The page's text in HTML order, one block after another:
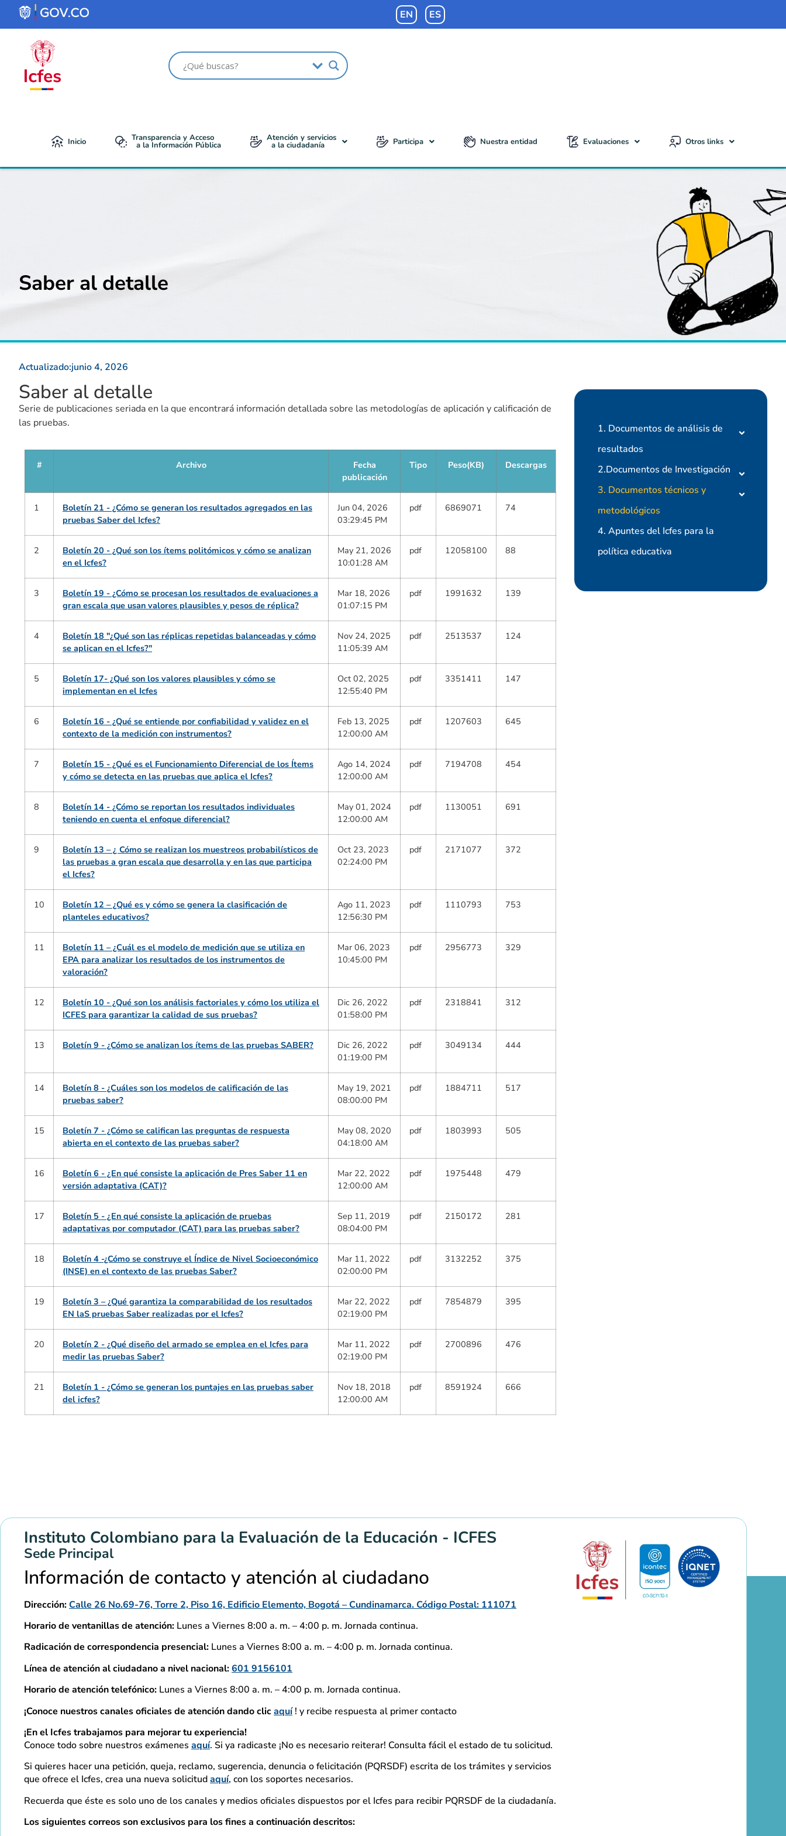
contenido
EN ES
Inicio Transparencia y Acceso
a la Información Pública
Atención y servicios
a la ciudadanía Participa Nuestra entidad Evaluaciones Otros links
Saber al detalle
Actualizado:junio 4, 2026
Saber al detalle
Serie de publicaciones seriada en la que encontrará información detallada sobre las metodologías de aplicación y calificación de
las pruebas.
# Archivo
Fecha
publicación
Tipo Peso(KB) Descargas
1
Boletín 21 - ¿Cómo se generan los resultados agregados en las
pruebas Saber del Icfes?
Jun 04, 2026
03:29:45 PM
pdf 6869071 74
2
Boletín 20 - ¿Qué son los ítems politómicos y cómo se analizan
en el Icfes?
May 21, 2026
10:01:28 AM
pdf 12058100 88
3
Boletín 19 - ¿Cómo se procesan los resultados de evaluaciones a
gran escala que usan valores plausibles y pesos de réplica?
Mar 18, 2026
01:07:15 PM
pdf 1991632 139
4
Boletín 18 "¿Qué son las réplicas repetidas balanceadas y cómo
se aplican en el Icfes?"
Nov 24, 2025
11:05:39 AM
pdf 2513537 124
5
Boletín 17- ¿Qué son los valores plausibles y cómo se
implementan en el Icfes
Oct 02, 2025
12:55:40 PM
pdf 3351411 147
6
Boletín 16 - ¿Qué se entiende por confiabilidad y validez en el
contexto de la medición con instrumentos?
Feb 13, 2025
12:00:00 AM
pdf 1207603 645
7
Boletín 15 - ¿Qué es el Funcionamiento Diferencial de los Ítems
y cómo se detecta en las pruebas que aplica el Icfes?
Ago 14, 2024
12:00:00 AM
pdf 7194708 454
8
Boletín 14 - ¿Cómo se reportan los resultados individuales
teniendo en cuenta el enfoque diferencial?
May 01, 2024
12:00:00 AM
pdf 1130051 691
9
Boletín 13 – ¿ Cómo se realizan los muestreos probabilísticos de
las pruebas a gran escala que desarrolla y en las que participa
el Icfes?
Oct 23, 2023
02:24:00 PM
pdf 2171077 372
10
Boletín 12 – ¿Qué es y cómo se genera la clasificación de
planteles educativos?
Ago 11, 2023
12:56:30 PM
pdf 1110793 753
11
Boletín 11 – ¿Cuál es el modelo de medición que se utiliza en
EPA para analizar los resultados de los instrumentos de
valoración?
Mar 06, 2023
10:45:00 PM
pdf 2956773 329
12
Boletín 10 - ¿Qué son los análisis factoriales y cómo los utiliza el
ICFES para garantizar la calidad de sus pruebas?
Dic 26, 2022
01:58:00 PM
pdf 2318841 312
13 Boletín 9 - ¿Cómo se analizan los ítems de las pruebas SABER?
Dic 26, 2022
01:19:00 PM
pdf 3049134 444
14
Boletín 8 - ¿Cuáles son los modelos de calificación de las
pruebas saber?
May 19, 2021
08:00:00 PM
pdf 1884711 517
15
Boletín 7 - ¿Cómo se califican las preguntas de respuesta
abierta en el contexto de las pruebas saber?
May 08, 2020
04:18:00 AM
pdf 1803993 505
16
Boletín 6 - ¿En qué consiste la aplicación de Pres Saber 11 en
versión adaptativa (CAT)?
Mar 22, 2022
12:00:00 AM
pdf 1975448 479
17
Boletín 5 - ¿En qué consiste la aplicación de pruebas
adaptativas por computador (CAT) para las pruebas saber?
Sep 11, 2019
08:04:00 PM
pdf 2150172 281
18
Boletín 4 -¿Cómo se construye el Índice de Nivel Socioeconómico
(INSE) en el contexto de las pruebas Saber?
Mar 11, 2022
02:00:00 PM
pdf 3132252 375
19
Boletín 3 – ¿Qué garantiza la comparabilidad de los resultados
EN laS pruebas Saber realizadas por el Icfes?
Mar 22, 2022
02:19:00 PM
pdf 7854879 395
20
Boletín 2 - ¿Qué diseño del armado se emplea en el Icfes para
medir las pruebas Saber?
Mar 11, 2022
02:19:00 PM
pdf 2700896 476
21
Boletín 1 - ¿Cómo se generan los puntajes en las pruebas saber
del icfes?
Nov 18, 2018
12:00:00 AM
pdf 8591924 666
1. Documentos de análisis de
resultados
2.Documentos de Investigación
3. Documentos técnicos y
metodológicos
4. Apuntes del Icfes para la
política educativa
Instituto Colombiano para la Evaluación de la Educación - ICFES
Sede Principal
Información de contacto y atención al ciudadano
Dirección:Calle 26 No.69-76, Torre 2, Piso 16, Edificio Elemento, Bogotá – Cundinamarca. Código Postal: 111071
Horario de ventanillas de atención: Lunes a Viernes 8:00 a. m. – 4:00 p. m. Jornada continua.
Radicación de correspondencia presencial: Lunes a Viernes 8:00 a. m. – 4:00 p. m. Jornada continua.
Línea de atención al ciudadano a nivel nacional:601 9156101
Horario de atención telefónico: Lunes a Viernes 8:00 a. m. – 4:00 p. m. Jornada continua.
¡Conoce nuestros canales oficiales de atención dando clicaquí! y recibe respuesta al primer contacto
¡En el Icfes trabajamos para mejorar tu experiencia!
Conoce todo sobre nuestros exámenes aquí. Si ya radicaste ¡No es necesario reiterar! Consulta fácil el estado de tu solicitud.
Si quieres hacer una petición, queja, reclamo, sugerencia, denuncia o felicitación (PQRSDF) escrita de los trámites y servicios
que ofrece el Icfes, crea una nueva solicitudaquí, con los soportes necesarios.
Recuerda que éste es solo uno de los canales y medios oficiales dispuestos por el Icfes para recibir PQRSDF de la ciudadanía.
Los siguientes correos son exclusivos para los fines a continuación descritos: